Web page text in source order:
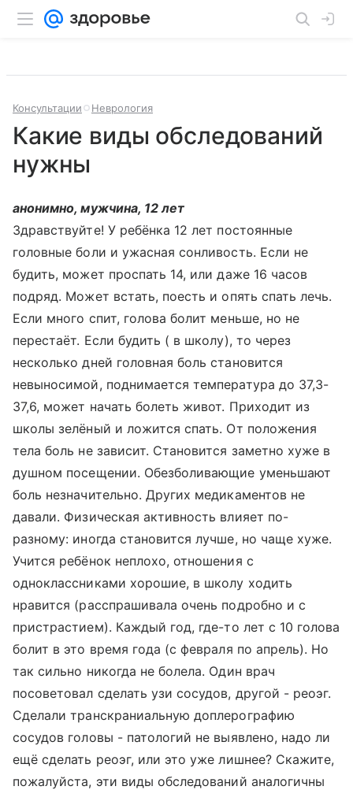
Консультации Неврология
Какие виды обследований
нужны
анонимно, мужчина, 12 лет
Здравствуйте! У ребёнка 12 лет постоянные
головные боли и ужасная сонливость. Если не
будить, может проспать 14, или даже 16 часов
подряд. Может встать, поесть и опять спать лечь.
Если много спит, голова болит меньше, но не
перестаёт. Если будить ( в школу), то через
несколько дней головная боль становится
невыносимой, поднимается температура до 37,3-
37,6, может начать болеть живот. Приходит из
школы зелёный и ложится спать. От положения
тела боль не зависит. Становится заметно хуже в
душном посещении. Обезболивающие уменьшают
боль незначительно. Других медикаментов не
давали. Физическая активность влияет по-
разному: иногда становится лучше, но чаще хуже.
Учится ребёнок неплохо, отношения с
одноклассниками хорошие, в школу ходить
нравится (расспрашивала очень подробно и с
пристрастием). Каждый год, где-то лет с 10 голова
болит в это время года (с февраля по апрель). Но
так сильно никогда не болела. Один врач
посоветовал сделать узи сосудов, другой - реоэг.
Сделали транскраниальную доплерографию
сосудов головы - патологий не выявлено, надо ли
ещё сделать реоэг, или это уже лишнее? Скажите,
пожалуйста, эти виды обследований аналогичны